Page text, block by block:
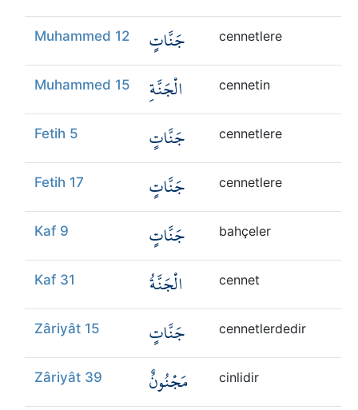
Muhammed 12 جَنَّاتٍ cennetlere
Muhammed 15 الْجَنَّةِ cennetin
Fetih 5 جَنَّاتٍ cennetlere
Fetih 17 جَنَّاتٍ cennetlere
Kaf 9 جَنَّاتٍ bahçeler
Kaf 31 الْجَنَّةُ cennet
Zâriyât 15 جَنَّاتٍ cennetlerdedir
Zâriyât 39 مَجْنُونٌ cinlidir